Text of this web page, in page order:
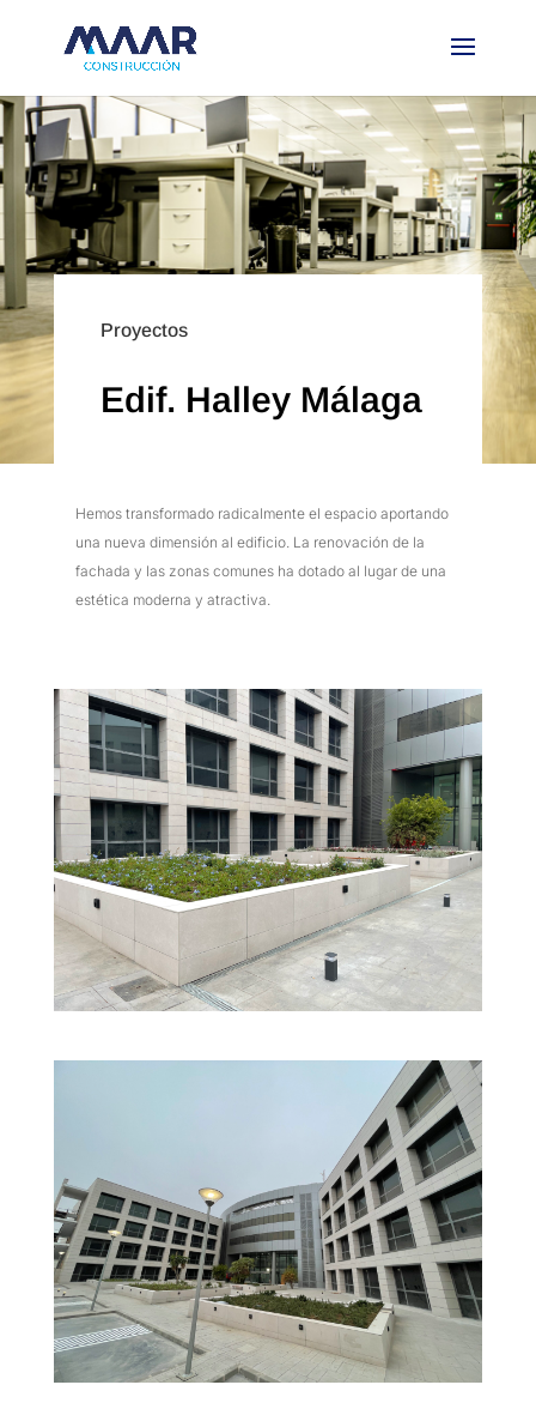
Proyectos
Edif. Halley Málaga
Hemos transformado radicalmente el espacio aportando
una nueva dimensión al edificio. La renovación de la
fachada y las zonas comunes ha dotado al lugar de una
estética moderna y atractiva.